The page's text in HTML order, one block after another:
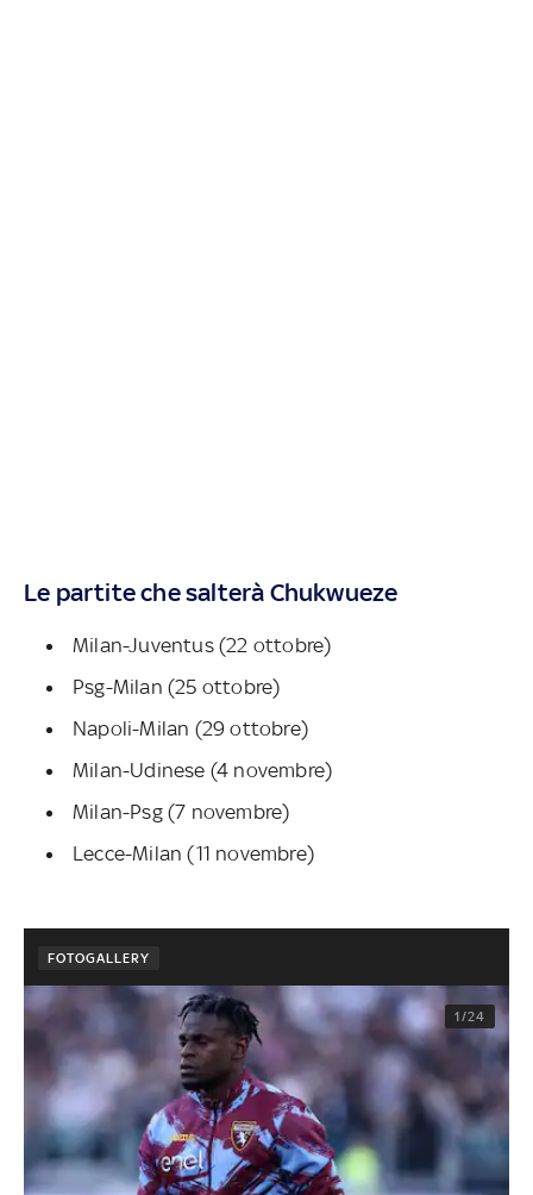
Le partite che salterà Chukwueze
Milan-Juventus (22 ottobre)
Psg-Milan (25 ottobre)
Napoli-Milan (29 ottobre)
Milan-Udinese (4 novembre)
Milan-Psg (7 novembre)
Lecce-Milan (11 novembre)
FOTOGALLERY
1/24